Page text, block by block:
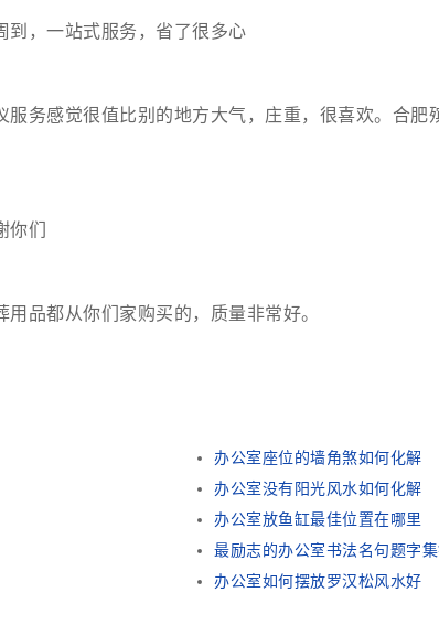
到，一站式服务，省了很多心
务感觉很值比别的地方大气，庄重，很喜欢。合
们
品都从你们家购买的，质量非常好。
办公室座位的墙角煞如何化解
办公室没有阳光风水如何化解
办公室放鱼缸最佳位置在哪里
最励志的办公室书法名句题字
办公室如何摆放罗汉松风水好